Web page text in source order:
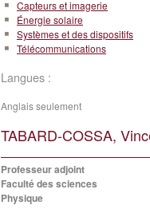
Capteurs et imagerie
Énergie solaire
Systèmes et des dispositifs
Télécommunications
Langues :
Anglais seulement
TABARD-COSSA,
Professeur adjoint
Faculté des sciences
Physique